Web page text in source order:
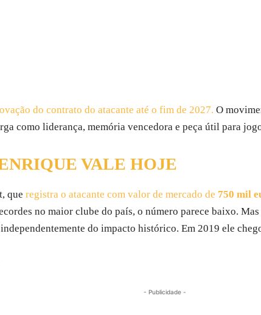
do contrato do atacante até o fim de 2027. O
como liderança, memória vencedora e peça útil para
VALE HOJE
que registra o atacante com valor de mercado de 750 mil
no maior clube do país, o número parece baixo.
do impacto histórico. Em 2019 ele
- Publicidade -